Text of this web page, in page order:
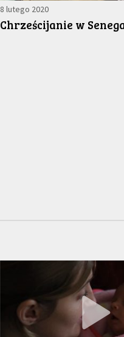
8 lutego 2020
Chrześcijanie w